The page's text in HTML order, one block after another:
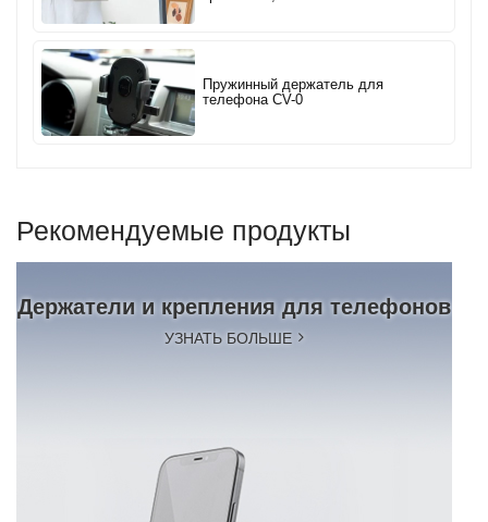
Пружинный держатель для
телефона CV-0
Рекомендуемые продукты
Держатели и крепления для телефонов
УЗНАТЬ БОЛЬШЕ